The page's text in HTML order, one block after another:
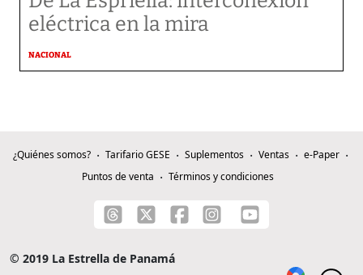
eléctrica en la mira
NACIONAL
¿Quiénes somos? Tarifario GESE Suplementos Ventas
e-Paper
Puntos de venta
Términos y condiciones
© 2019 La Estrella de Panamá